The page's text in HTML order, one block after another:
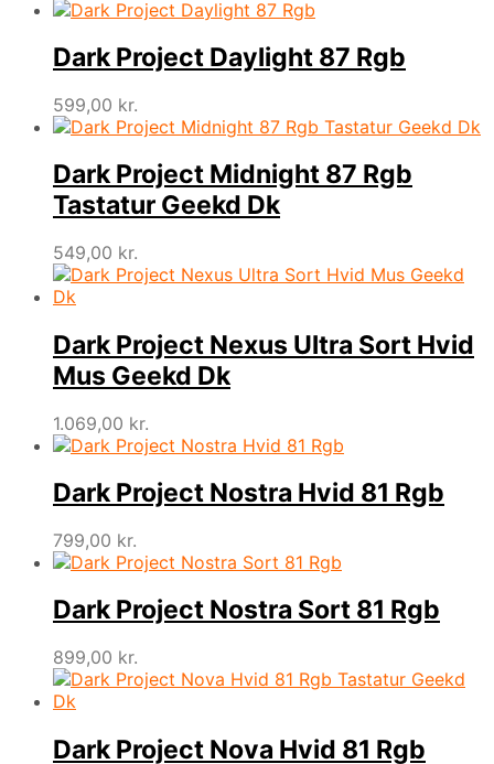
Dark Project Daylight 87 Rgb
599,00 kr.
Dark Project Midnight 87 Rgb
Tastatur Geekd Dk
549,00 kr.
Dark Project Nexus Ultra Sort Hvid
Mus Geekd Dk
1.069,00 kr.
Dark Project Nostra Hvid 81 Rgb
799,00 kr.
Dark Project Nostra Sort 81 Rgb
899,00 kr.
Dark Project Nova Hvid 81 Rgb